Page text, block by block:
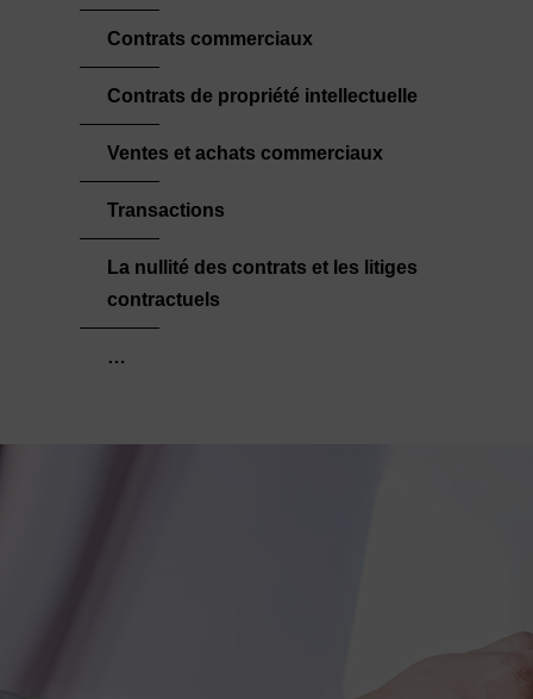
Contrats commerciaux
Contrats de propriété intellectuelle
Ventes et achats commerciaux
Transactions
La nullité des contrats et les litiges
contractuels
…